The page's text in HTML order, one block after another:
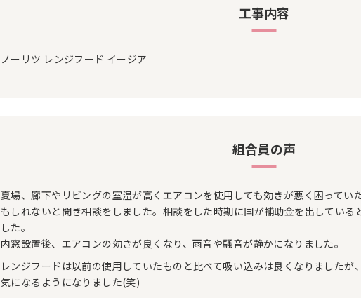
工事内容
ノーリツ レンジフード イージア
組合員の声
夏場、廊下やリビングの室温が高くエアコンを使用しても効きが悪く困ってい
もしれないと聞き相談をしました。相談をした時期に国が補助金を出している
した。
内窓設置後、エアコンの効きが良くなり、雨音や騒音が静かになりました。
レンジフードは以前の使用していたものと比べて吸い込みは良くなりました
気になるようになりました(笑)